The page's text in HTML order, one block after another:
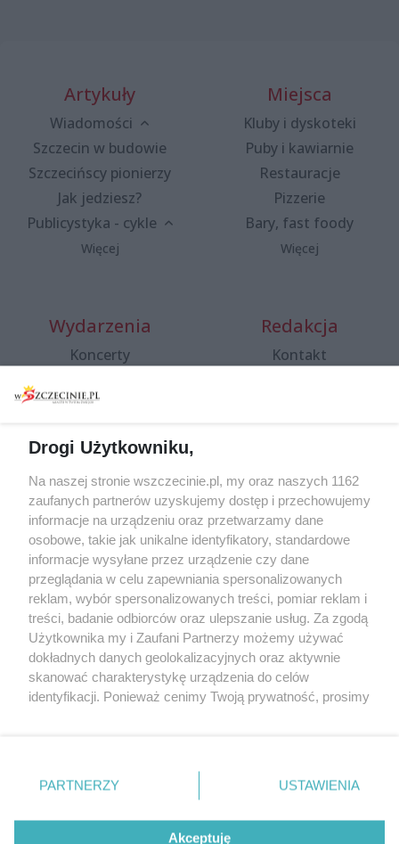
Artykuły
Wiadomości
Szczecin w budowie
Szczecińscy pionierzy
Jak jedziesz?
Publicystyka - cykle
Więcej
Miejsca
Kluby i dyskoteki
Puby i kawiarnie
Restauracje
Pizzerie
Bary, fast foody
Więcej
Wydarzenia
Koncerty
Spacery i oprowadzania
targi
Wernisaże
Więcej
Redakcja
Kontakt
Specjalny koncert z okazji
20. urodzin portalu
wSzczecinie.pl
Regulamin konkursów
śniadaniówka "Hej
Szczecin! Jest piątek!"
Partnerzy
Praca Szczecin
© 2026 wSzczecinie.pl
Drogi Użytkowniku,
Na naszej stronie wszczecinie.pl, my oraz naszych 1162
zaufanych partnerów uzyskujemy dostęp i przechowujemy
informacje na urządzeniu oraz przetwarzamy dane
osobowe, takie jak unikalne identyfikatory, standardowe
informacje wysyłane przez urządzenie czy dane
przeglądania w celu zapewniania spersonalizowanych
reklam, wybór spersonalizowanych treści, pomiar reklam i
treści, badanie odbiorców oraz ulepszanie usług. Za zgodą
Użytkownika my i Zaufani Partnerzy możemy używać
dokładnych danych geolokalizacyjnych oraz aktywnie
skanować charakterystykę urządzenia do celów
identyfikacji. Ponieważ cenimy Twoją prywatność, prosimy
prywatności znajdujący się w lewym dolnym rogu strony
. Niektóre rodzaje przetwarzania danych nie wymagają
takiemu przetwarzaniu. Preferencje będą miały
PARTNERZY USTAWIENIA
Akceptuję